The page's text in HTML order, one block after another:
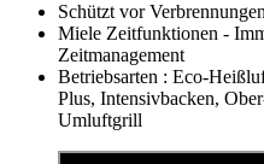
Schützt vor
Miele Zeitfunktionen -
Zeitmanagement
Betriebsarten : Eco-
Plus, Intensivbacken,
Umluftgrill